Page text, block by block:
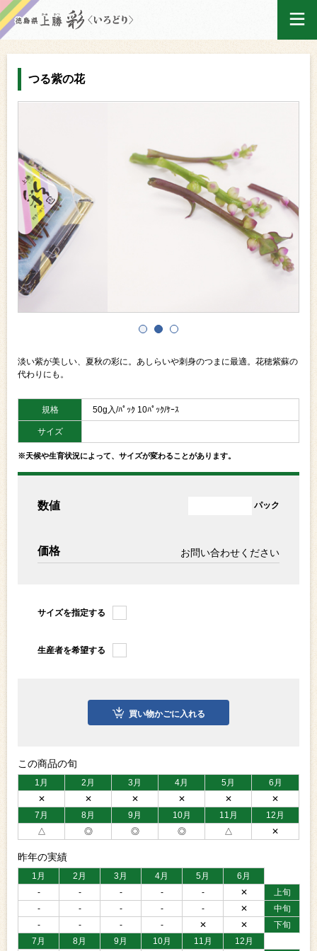
買い物かご
ご注文履歴
産地出荷カレンダー
マイページ
つる紫の花
淡い紫が美しい、夏秋の彩に。あしらいや刺身のつまに最適。花穂紫蘇の
代わりにも。
規格 50g入/ﾊﾟｯｸ 10ﾊﾟｯｸ/ｹｰｽ
サイズ
※天候や生育状況によって、サイズが変わることがあります。
この商品の旬
1月 2月 3月 4月 5月
6月
✕
✕ ✕ ✕ ✕
✕
7月
8月 9月 10月 11月
12月
△
◎ ◎ ◎ △ ✕
昨年の実績
1月 2月 3月 4月 5月
6月
-
- - - - ✕
上旬
-
- - - - ✕
中旬
-
- - - ✕ ✕
下旬
7月
8月 9月 10月 11月 12月
数値 パック
価格 お問い合わせください
サイズを指定する
生産者を希望する
買い物かごに入れる